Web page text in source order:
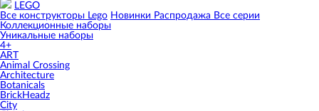
LEGO
Все конструкторы Lego Новинки Распродажа Все серии
Коллекционные наборы
Уникальные наборы
4+
ART
Animal Crossing
Architecture
Botanicals
BrickHeadz
City